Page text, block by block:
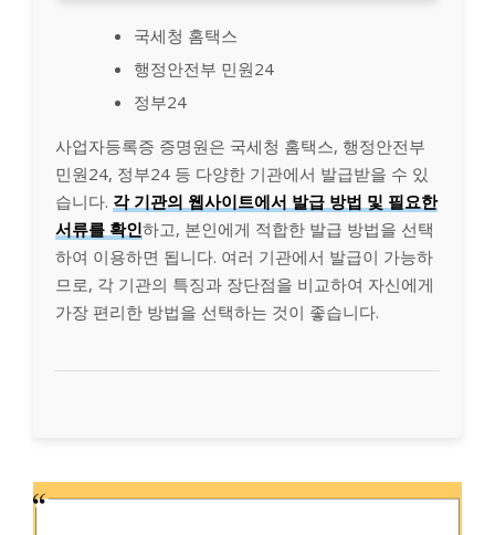
국세청 홈택스
행정안전부 민원24
정부24
사업자등록증 증명원은 국세청 홈택스, 행정안전부
민원24, 정부24 등 다양한 기관에서 발급받을 수 있
습니다. 각 기관의 웹사이트에서 발급 방법 및 필요한
서류를 확인하고, 본인에게 적합한 발급 방법을 선택
하여 이용하면 됩니다. 여러 기관에서 발급이 가능하
므로, 각 기관의 특징과 장단점을 비교하여 자신에게
가장 편리한 방법을 선택하는 것이 좋습니다.